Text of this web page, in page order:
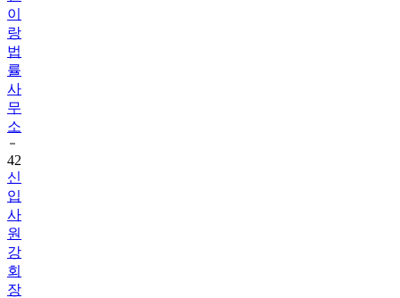
이
랑
법
률
사
무
소
42
신
입
사
원
강
회
장